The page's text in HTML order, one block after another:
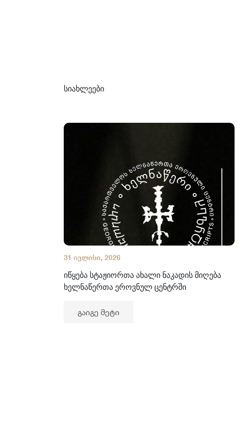
სიახლეები
31 ივლისი, 2026
იწყება სტაჟიორთა ახალი ნაკადის მიღება
ხელნაწერთა ეროვნულ ცენტრში
გაიგე მეტი